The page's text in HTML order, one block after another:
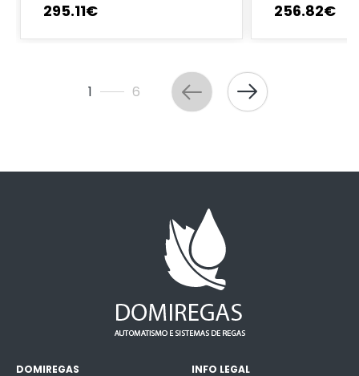
295.11€ 256.82€
1 6
DOMIREGAS INFO LEGAL